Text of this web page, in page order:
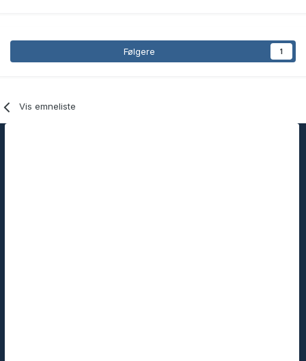
Følgere 1
Vis emneliste